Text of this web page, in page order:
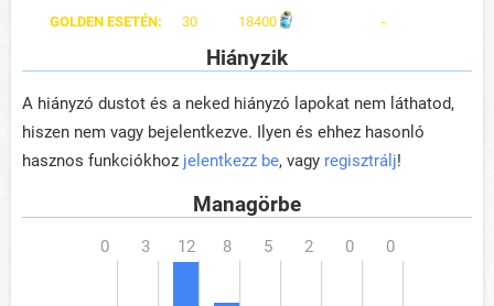
GOLDEN ESETÉN:
30 18400 -
Hiányzik
A hiányzó dustot és a neked hiányzó lapokat nem láthatod,
hiszen nem vagy bejelentkezve. Ilyen és ehhez hasonló
hasznos funkciókhoz jelentkezz be, vagy regisztrálj!
Managörbe